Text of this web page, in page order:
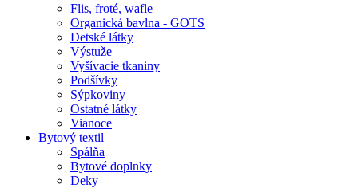
Flis, froté, wafle
Organická bavlna - GOTS
Detské látky
Výstuže
Vyšívacie tkaniny
Podšívky
Sýpkoviny
Ostatné látky
Vianoce
Bytový textil
Spálňa
Bytové doplnky
Deky